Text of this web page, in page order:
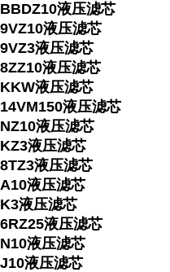
BBDZ10液压滤芯
9VZ10液压滤芯
9VZ3液压滤芯
8ZZ10液压滤芯
KKW液压滤芯
14VM150液压滤芯
NZ10液压滤芯
KZ3液压滤芯
8TZ3液压滤芯
A10液压滤芯
K3液压滤芯
6RZ25液压滤芯
N10液压滤芯
J10液压滤芯